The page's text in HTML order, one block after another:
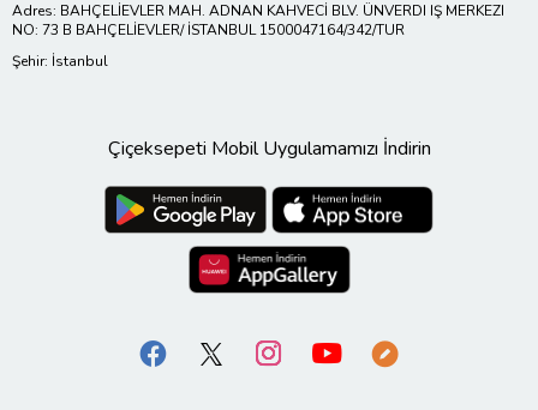
Adres: BAHÇELİEVLER MAH. ADNAN KAHVECİ BLV. ÜNVERDI IŞ MERKEZI
NO: 73 B BAHÇELİEVLER/ İSTANBUL 1500047164/342/TUR
Şehir: İstanbul
Çiçeksepeti Mobil Uygulamamızı İndirin